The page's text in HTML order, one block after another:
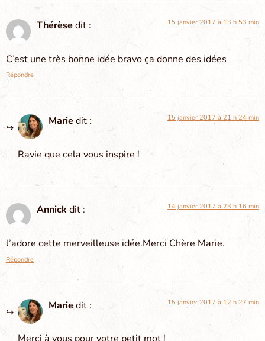
Thérèsedit : 15 janvier 2017 à 13 h 53 min
C’est une très bonne idée bravo ça donne des idées
Répondre
Mariedit : 15 janvier 2017 à 21 h 24 min
Ravie que cela vous inspire !
Annick dit : 14 janvier 2017 à 23 h 16 min
J’adore cette merveilleuse idée.Merci Chère Marie.
Répondre
Mariedit : 15 janvier 2017 à 12 h 27 min